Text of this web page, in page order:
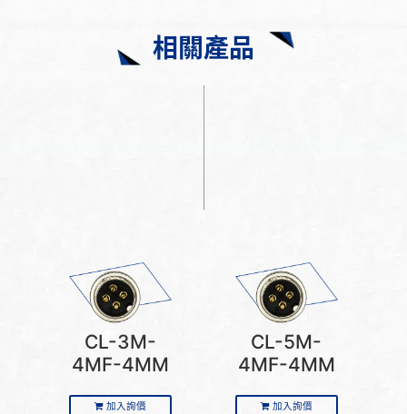
相關產品
CL-3M-
4MF-4MM
加入詢價
CL-5M-
4MF-4MM
加入詢價